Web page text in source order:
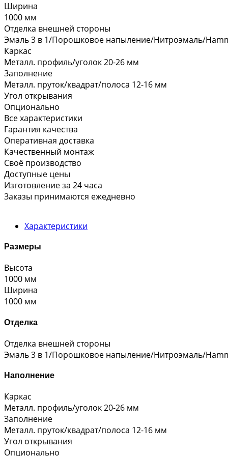
Ширина
1000 мм
Отделка внешней стороны
Эмаль 3 в 1/Порошковое напыление/Нитроэмаль/
Каркас
Металл. профиль/уголок 20-26 мм
Заполнение
Металл. пруток/квадрат/полоса 12-16 мм
Угол открывания
Опционально
Все характеристики
Гарантия качества
Оперативная доставка
Качественный монтаж
Своё производство
Доступные цены
Изготовление за 24 часа
Заказы принимаются ежедневно
Характеристики
Размеры
Высота
1000 мм
Ширина
1000 мм
Отделка
Отделка внешней стороны
Эмаль 3 в 1/Порошковое напыление/Нитроэмаль/
Наполнение
Каркас
Металл. профиль/уголок 20-26 мм
Заполнение
Металл. пруток/квадрат/полоса 12-16 мм
Угол открывания
Опционально